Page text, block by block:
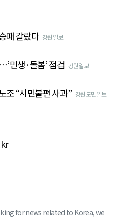
패 갈랐다 강원일보
민생·돌봄’ 점검 강원일보
조 “시민불편 사과” 강원도민일보
for news related to Korea, we